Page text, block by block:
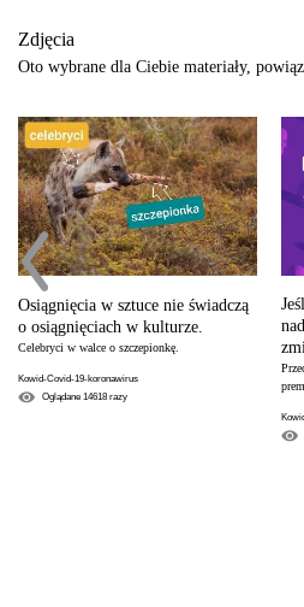
Zdjęcia
Oto wybrane dla Ciebie materiały,
Osiągnięcia w sztuce nie świadczą
o osiągnięciach w kulturze.
Celebryci w walce o szczepionkę.
Kowid-Covid-19-koronawirus
Oglądane 14618 razy